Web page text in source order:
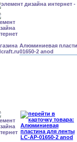
Алюминиевая
01650-2 anod